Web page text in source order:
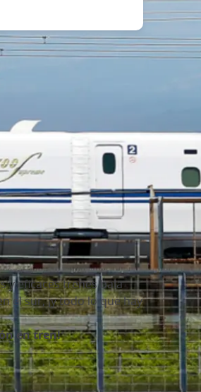
y eficaces trenes bala
el sur, ¡y todo lo que hay
en tren!